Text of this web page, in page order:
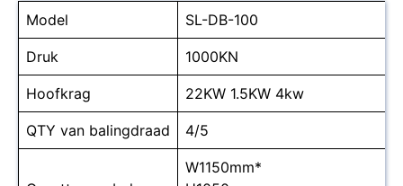
Model SL-DB-100
Druk 1000KN
Hoofkrag 22KW 1.5KW 4kw
QTY van balingdraad 4/5
W1150mm*